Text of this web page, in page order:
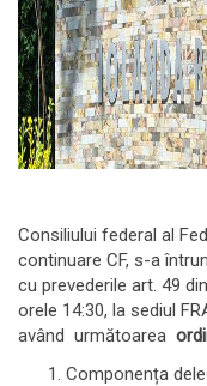
Consiliului federal al
continuare CF, s-a
cu prevederile art. 49
orele 14:30, la sediul
având următoarea
Componența